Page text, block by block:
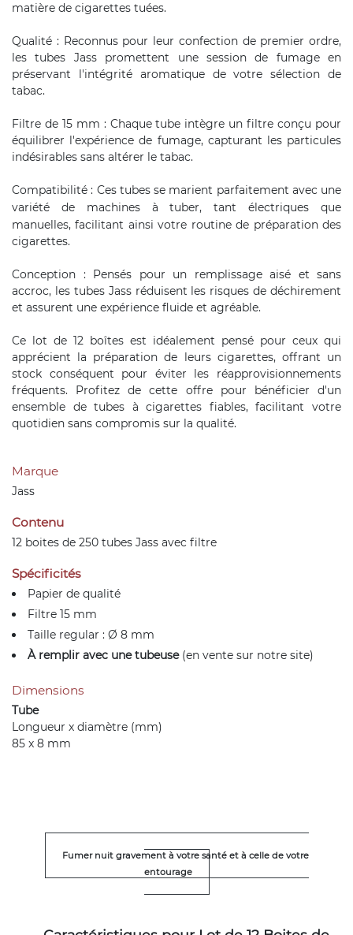
matière de cigarettes tuées.
Qualité : Reconnus pour leur confection de premier ordre,
les tubes Jass promettent une session de fumage en
préservant l'intégrité aromatique de votre sélection de
tabac.
Filtre de 15 mm : Chaque tube intègre un filtre conçu pour
équilibrer l'expérience de fumage, capturant les particules
indésirables sans altérer le tabac.
Compatibilité : Ces tubes se marient parfaitement avec une
variété de machines à tuber, tantélectriques que
manuelles, facilitant ainsi votre routine de préparation des
cigarettes.
Conception : Pensés pour un remplissage aisé et sans
accroc, les tubes Jass réduisent les risques de déchirement
et assurent une expérience fluide et agréable.
Ce lot de 12 boîtes est idéalement pensé pour ceux qui
apprécient la préparation de leurs cigarettes, offrant un
stock conséquent pour éviter les réapprovisionnements
fréquents. Profitez de cette offre pour bénéficier d'un
ensemble de tubes à cigarettes fiables, facilitant votre
quotidien sans compromis sur la qualité.
Marque
Jass
Contenu
12 boites de 250 tubes Jass avec filtre
Spécificités
Papier de qualité
Filtre 15 mm
Taille regular : Ø 8 mm
À remplir avec une tubeuse (en vente sur notre site)
Dimensions
Tube
Longueur x diamètre (mm)
85 x 8 mm
Fumer nuit gravement à votre santé et à celle de votre
entourage